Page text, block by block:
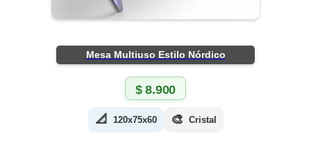
Mesa Multiuso Estilo Nórdico
$8.900
📐 120x75x60 🎨 Cristal